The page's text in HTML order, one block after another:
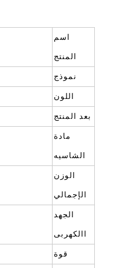
اسم
المنتج
نموذج
اللون
بعد المنتج
مادة
الشاسيه
الوزن
الإجمالي
الجهد
االكهربى
قوة